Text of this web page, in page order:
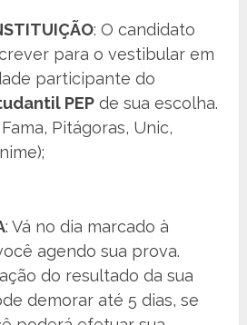
: O candidato
para o vestibular em
participante do
PEP de sua escolha.
Pitágoras, Unic,
: Vá no dia marcado à
agendo sua prova.
do resultado da sua
demorar até 5 dias, se